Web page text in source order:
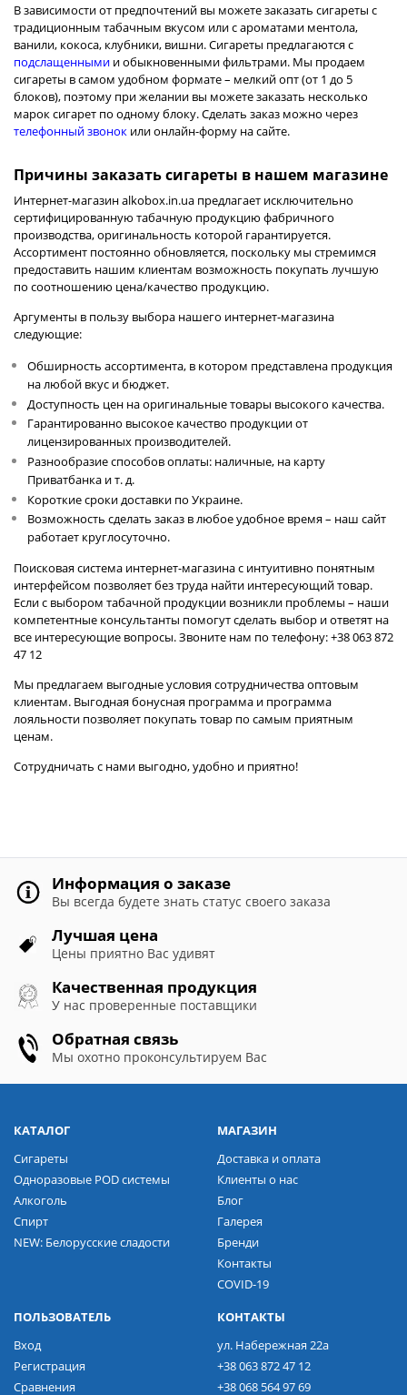
В зависимости от предпочтений вы можете заказать сигареты с
традиционным табачным вкусом или с ароматами ментола,
ванили, кокоса, клубники, вишни. Сигареты предлагаются с
подслащенными и обыкновенными фильтрами. Мы продаем
сигареты в самом удобном формате – мелкий опт (от 1 до 5
блоков), поэтому при желании вы можете заказать несколько
марок сигарет по одному блоку. Сделать заказ можно через
телефонный звонок или онлайн-форму на сайте.
Причины заказать сигареты в нашем магазине
Интернет-магазин alkobox.in.ua предлагает исключительно
сертифицированную табачную продукцию фабричного
производства, оригинальность которой гарантируется.
Ассортимент постоянно обновляется, поскольку мы стремимся
предоставить нашим клиентам возможность покупать лучшую
по соотношению цена/качество продукцию.
Аргументы в пользу выбора нашего интернет-магазина
следующие:
Обширность ассортимента, в котором представлена продукция
на любой вкус и бюджет.
Доступность цен на оригинальные товары высокого качества.
Гарантированно высокое качество продукции от
лицензированных производителей.
Разнообразие способов оплаты: наличные, на карту
Приватбанка и т. д.
Короткие сроки доставки по Украине.
Возможность сделать заказ в любое удобное время – наш сайт
работает круглосуточно.
Поисковая система интернет-магазина с интуитивно понятным
интерфейсом позволяет без труда найти интересующий товар.
Если с выбором табачной продукции возникли проблемы – наши
компетентные консультанты помогут сделать выбор и ответят на
все интересующие вопросы. Звоните нам по телефону: +38 063 872
47 12
Мы предлагаем выгодные условия сотрудничества оптовым
клиентам. Выгодная бонусная программа и программа
лояльности позволяет покупать товар по самым приятным
ценам.
Сотрудничать с нами выгодно, удобно и приятно!
Информация о заказе
Вы всегда будете знать статус своего заказа
Лучшая цена
Цены приятно Вас удивят
Качественная продукция
У нас проверенные поставщики
Обратная связь
Мы охотно проконсультируем Вас
КАТАЛОГ
Сигареты
Одноразовые POD системы
Алкоголь
Спирт
NEW: Белорусские сладости
МАГАЗИН
Доставка и оплата
Клиенты о нас
Блог
Галерея
Бренди
Контакты
COVID-19
ПОЛЬЗОВАТЕЛЬ
Вход
Регистрация
Сравнения
КОНТАКТЫ
ул. Набережная 22а
+38 063 872 47 12
+38 068 564 97 69